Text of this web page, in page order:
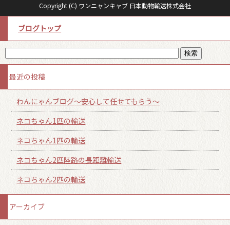
Copyright (C) ワンニャンキャブ 日本動物輸送株式会社
ブログトップ
最近の投稿
わんにゃんブログ～安心して任せてもらう～
ネコちゃん1匹の輸送
ネコちゃん1匹の輸送
ネコちゃん2匹陸路の長距離輸送
ネコちゃん2匹の輸送
アーカイブ